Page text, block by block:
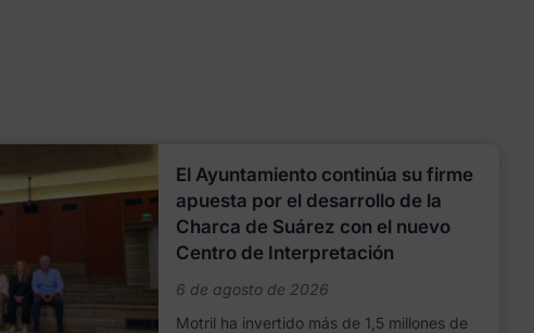
El Ayuntamiento continúa su firme
apuesta por el desarrollo de la
Charca de Suárez con el nuevo
Centro de Interpretación
6 de agosto de 2026
Motril ha invertido más de 1,5 millones de